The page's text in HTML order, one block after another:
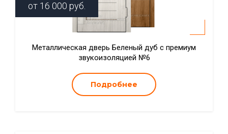
от 16 000 руб.
Металлическая дверь Беленый дуб с премиум
звукоизоляцией №6
Подробнее